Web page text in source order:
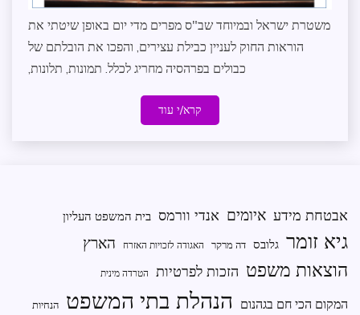
משטרת ישראל ובמיוחד שב"ס מפרים מדי יום באופן שיטתי את
הוראות החוק לעניין כבילת עצירים, והפכו את הובלתם של
כבולים בפרהסיה מחריג לכלל. תמונות, תלונות,
קרא/י עוד
אבטחת מידע איומים אנדי וורמס בית המשפט העליון
גיא זומר גלובס דה מרקר האגודה לזכויות האזרח הארץ
הוצאות משפט הזכות לפרטיות הטרדה מינית
המקום הכי חם בגהנום הנהלת בתי המשפט הנחיות